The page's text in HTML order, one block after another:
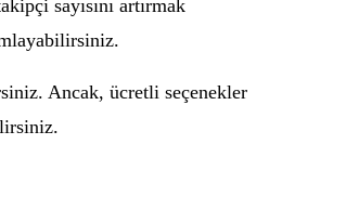
sayısını artırmak
Ancak, ücretli seçenekler